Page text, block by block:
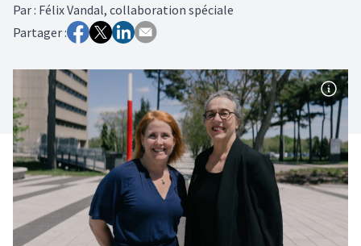
Par: Félix Vandal, collaboration spéciale
Partager :